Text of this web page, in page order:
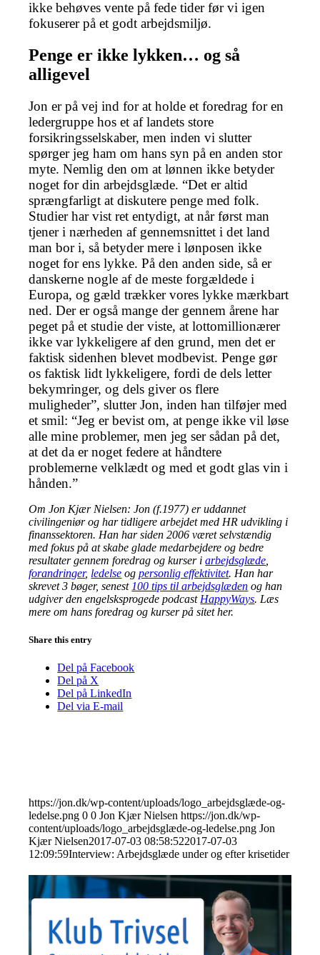
ikke behøves vente på fede tider før vi igen
fokuserer på et godt arbejdsmiljø.
Penge er ikke lykken… og så
alligevel
Jon er på vej ind for at holde et foredrag for en
ledergruppe hos et af landets store
forsikringsselskaber, men inden vi slutter
spørger jeg ham om hans syn på en anden stor
myte. Nemlig den om at lønnen ikke betyder
noget for din arbejdsglæde. “Det er altid
sprængfarligt at diskutere penge med folk.
Studier har vist ret entydigt, at når først man
tjener i nærheden af gennemsnittet i det land
man bor i, så betyder mere i lønposen ikke
noget for ens lykke. På den anden side, så er
danskerne nogle af de meste forgældede i
Europa, og gæld trækker vores lykke mærkbart
ned. Der er også mange der gennem årene har
peget på et studie der viste, at lottomillionærer
ikke var lykkeligere af den grund, men det er
faktisk sidenhen blevet modbevist. Penge gør
os faktisk lidt lykkeligere, fordi de dels letter
bekymringer, og dels giver os flere
muligheder”, slutter Jon, inden han tilføjer med
et smil: “Jeg er bevist om, at penge ikke vil løse
alle mine problemer, men jeg ser sådan på det,
at det da er noget federe at håndtere
problemerne velklædt og med et godt glas vin i
hånden.”
Om Jon Kjær Nielsen: Jon (f.1977) er uddannet
civilingeniør og har tidligere arbejdet med HR udvikling i
finanssektoren. Han har siden 2006 været selvstændig
med fokus på at skabe glade medarbejdere og bedre
resultater gennem foredrag og kurser iarbejdsglæde
forandringer, ledelse ogpersonlig effektivitet. Han har
skrevet 3 bøger, senest 100 tips til arbejdsglæden og han
udgiver den engelsksprogede podcast HappyWays. Læs
mere om hans foredrag og kurser på sitet her.
Share this entry
Del på Facebook
Del på X
Del på LinkedIn
Del via E-mail
https://jon.dk/wp-content/uploads/logo_arbejdsglæde-og-
ledelse.png 0 0 Jon Kjær Nielsen https://jon.dk/wp-
content/uploads/logo_arbejdsglæde-og-ledelse.png Jon
Kjær Nielsen2017-07-03 08:58:522017-07-03
12:09:59Interview: Arbejdsglæde under og efter krisetider